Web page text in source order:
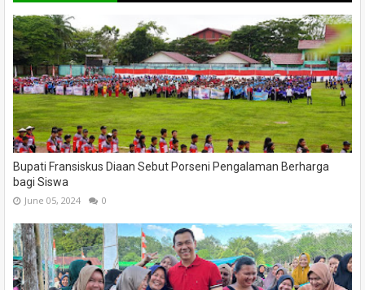
Bupati Fransiskus Diaan Sebut Porseni Pengalaman Berharga
bagi Siswa
June 05, 2024 0